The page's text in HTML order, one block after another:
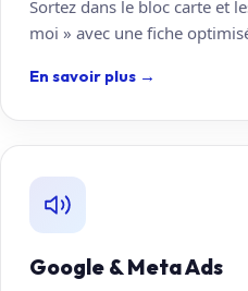
Sortez dans le bloc carte et
moi » avec une fiche
En savoir plus →
Google & Meta Ads